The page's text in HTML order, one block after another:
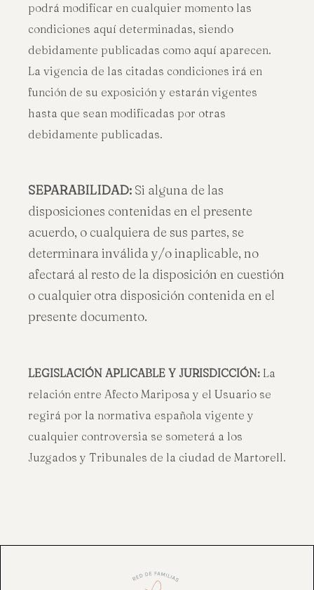
podrá modificar en cualquier momento las
condiciones aquí determinadas, siendo
debidamente publicadas como aquí aparecen.
La vigencia de las citadas condiciones irá en
función de su exposición y estarán vigentes
hasta que sean modificadas por otras
debidamente publicadas.
SEPARABILIDAD: Si alguna de las
disposiciones contenidas en el presente
acuerdo, o cualquiera de sus partes, se
determinara inválida y/o inaplicable, no
afectará al resto de la disposición en cuestión
o cualquier otra disposición contenida en el
presente documento.
LEGISLACIÓN APLICABLE Y JURISDICCIÓN: La
relación entre Afecto Mariposa y el Usuario se
regirá por la normativa española vigente y
cualquier controversia se someterá a los
Juzgados y Tribunales de la ciudad de Martorell.